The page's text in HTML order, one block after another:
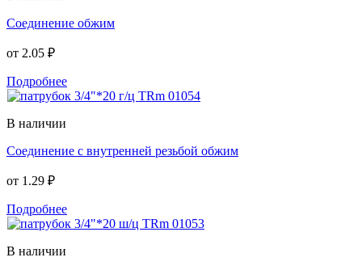
Соединение обжим
от 2.05 ₽
Подробнее
В наличии
Соединение с внутренней резьбой обжим
от 1.29 ₽
Подробнее
В наличии